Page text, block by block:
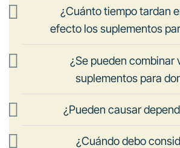
¿Cuánto tiempo tardan
efecto los suplementos
¿Se pueden combinar
suplementos para
¿Pueden causar
¿Cuándo debo